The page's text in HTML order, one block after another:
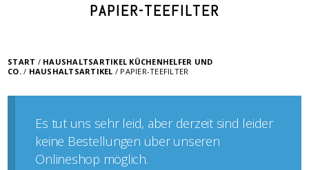
PAPIER-TEEFILTER
START / HAUSHALTSARTIKEL KÜCHENHELFER UND
CO./ HAUSHALTSARTIKEL / PAPIER-TEEFILTER
Es tut uns sehr leid, aber derzeit sind leider
keine Bestellungen über unseren
Onlineshop möglich.